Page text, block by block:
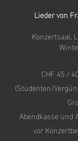
Lieder von
Konzertsaal,
CHF 45 /
(Studenten/
Abendkasse und
vor